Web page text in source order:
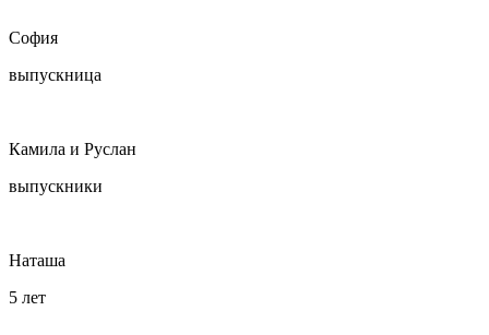
София
выпускница
Камила и Руслан
выпускники
Наташа
5 лет